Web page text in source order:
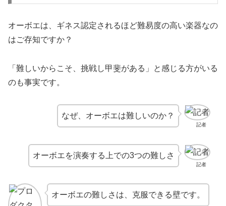
オーボエは、ギネス認定されるほど難易度の高い楽器なの
はご存知ですか？
「難しいからこそ、挑戦し甲斐がある」と感じる方がいる
のも事実です。
記者
なぜ、オーボエは難しいのか？
記者
オーボエを演奏する上での3つの難しさ
オーボエの難しさは、克服できる壁です。